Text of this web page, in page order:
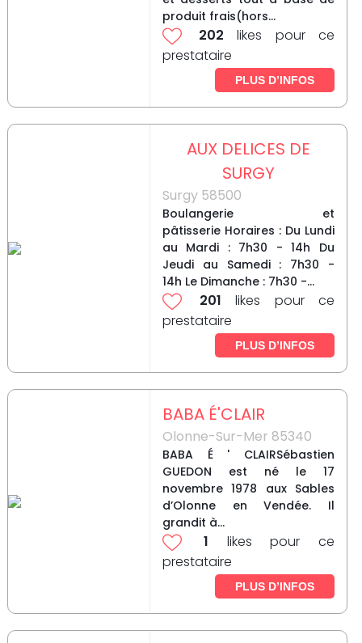
produit frais(hors...
202 likes pour ce
prestataire
PLUS D’INFOS
AUX DELICES DE
SURGY
Surgy 58500
Boulangerie et
pâtisserie Horaires : Du Lundi
au Mardi : 7h30 - 14h Du
Jeudi au Samedi : 7h30 -
14h Le Dimanche : 7h30 -...
201 likes pour ce
prestataire
PLUS D’INFOS
BABA É'CLAIR
Olonne-Sur-Mer 85340
BABA É ' CLAIRSébastien
GUEDON est né le 17
novembre 1978 aux Sables
d’Olonne en Vendée. Il
grandit à...
1 likes pour ce
prestataire
PLUS D’INFOS